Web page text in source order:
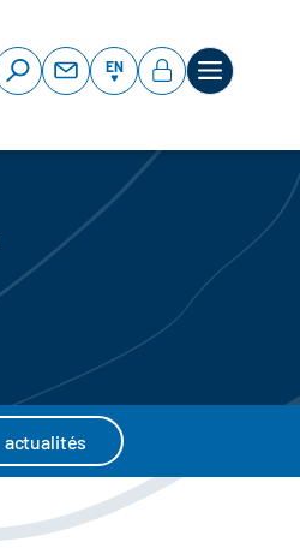
EN
actualités